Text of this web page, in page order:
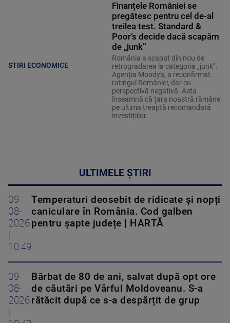
STIRI ECONOMICE
Finanțele României se
pregătesc pentru cel de-al
treilea test. Standard &
Poor’s decide dacă scapăm
de „junk”
România a scapat din nou de
retrogradarea la categoria „junk”.
Agenția Moody's, a reconfirmat
ratingul României, dar cu
perspectivă negativă. Asta
înseamnă că țara noastră rămâne
pe ultima treaptă recomandată
investițiilor.
ULTIMELE ȘTIRI
09-
08-
2026
10:49
Temperaturi deosebit de ridicate și nopți
caniculare în România. Cod galben
pentru șapte județe | HARTĂ
09-
08-
2026
Bărbat de 80 de ani, salvat după opt ore
de căutări pe Vârful Moldoveanu. S-a
rătăcit după ce s-a despărțit de grup